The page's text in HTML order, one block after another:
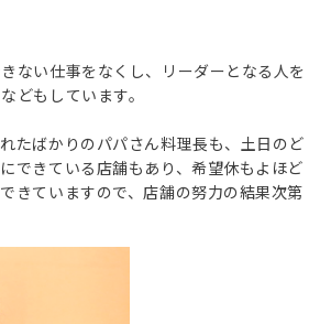
ない仕事をなくし、リーダーとなる人を
どもしています。
たばかりのパパさん料理長も、土日のど
できている店舗もあり、希望休もよほど
きていますので、店舗の努力の結果次第